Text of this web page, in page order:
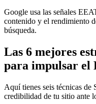
Google usa las señales
contenido y el rendimiento
búsqueda.
Las 6 mejores
para impulsar el
Aquí tienes seis técnicas de
credibilidad de tu sitio ante